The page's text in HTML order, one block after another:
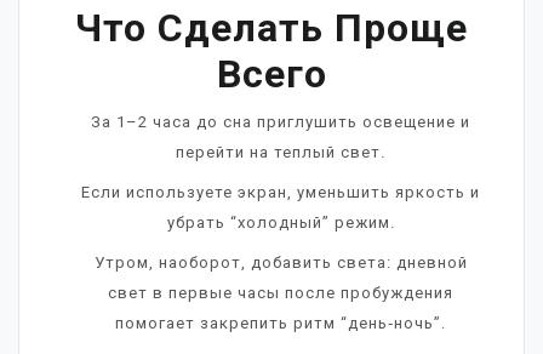
Что Сделать Проще
Всего
За 1–2 часа до сна приглушить освещение и
перейти на теплый свет.
Если используете экран, уменьшить яркость и
убрать “холодный” режим.
Утром, наоборот, добавить света: дневной
свет в первые часы после пробуждения
помогает закрепить ритм “день‑ночь”.